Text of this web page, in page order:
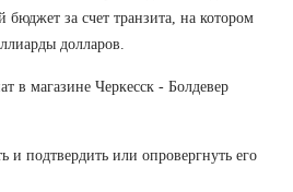
бюджет за счет транзита, на котором
долларов.
в магазине Черкесск - Болдевер
и подтвердить или опровергнуть его